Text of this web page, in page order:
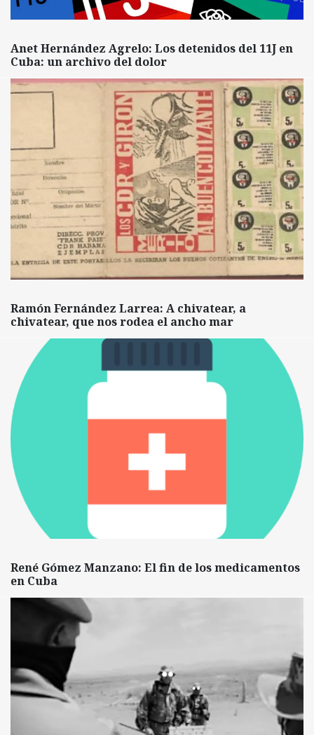
Anet Hernández Agrelo: Los detenidos del 11J en
Cuba: un archivo del dolor
Ramón Fernández Larrea: A chivatear, a
chivatear, que nos rodea el ancho mar
René Gómez Manzano: El fin de los medicamentos
en Cuba